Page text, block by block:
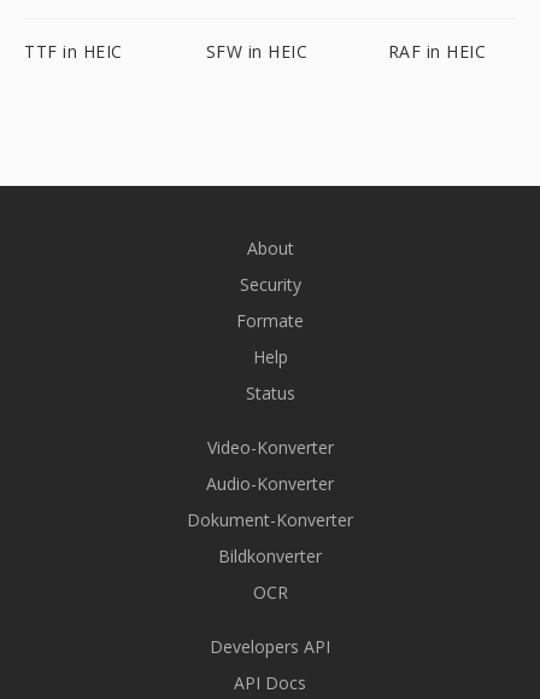
TTF in HEIC SFW in HEIC RAF in HEIC
About
Security
Formate
Help
Status
Video-Konverter
Audio-Konverter
Dokument-Konverter
Bildkonverter
OCR
Developers API
API Docs